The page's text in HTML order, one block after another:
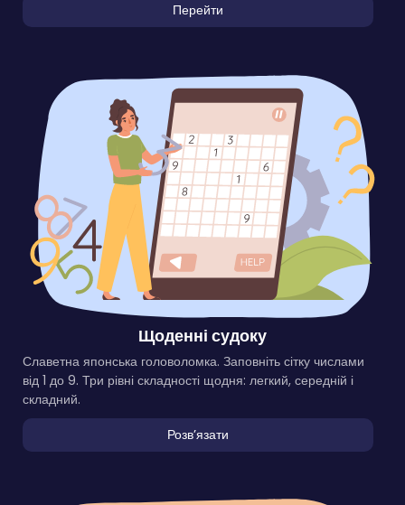
Перейти
Щоденні судоку
Славетна японська головоломка. Заповніть сітку числами
від 1 до 9. Три рівні складності щодня: легкий, середній і
складний.
Розвʼязати